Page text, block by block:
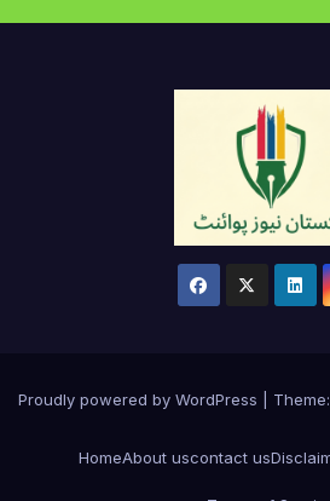
Proudly powered by WordPress Theme:
HomeAbout uscontact us